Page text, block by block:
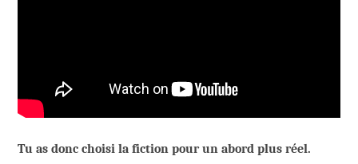
Tu as donc choisi la fiction pour un abord plus réel.